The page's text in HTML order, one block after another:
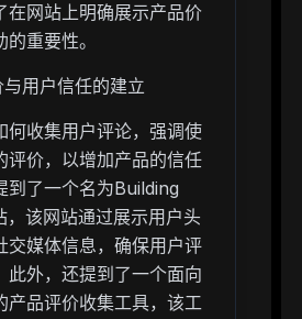
在网站上明确展示产品价
重要性。
用户信任的建立
何收集用户评论，强调使
评价，以增加产品的信任
到了一个名为Building
，该网站通过展示用户头
交媒体信息，确保用户评
此外，还提到了一个面向
产品评价收集工具，该工